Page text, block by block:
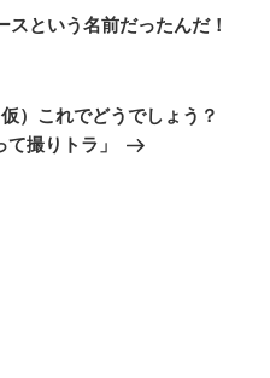
という名前だったんだ！
）これでどうでしょう？
撮りトラ」